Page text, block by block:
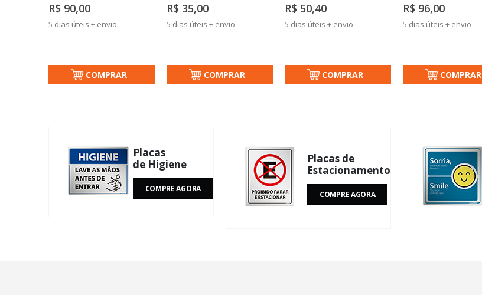
R$ 90,00
5 dias úteis + envio
COMPRAR
R$ 35,00
5 dias úteis + envio
COMPRAR
R$ 50,40
5 dias úteis + envio
COMPRAR
R$ 96,00
5 dias úteis + envio
COMPRAR
Placas
de Higiene
COMPRE AGORA
Placas de
Estacionamento
COMPRE AGORA